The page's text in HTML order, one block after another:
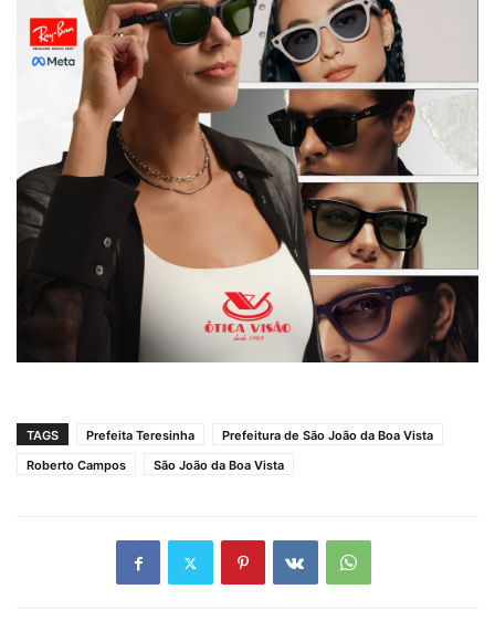
TAGS Prefeita Teresinha
Prefeitura de São João da Boa Vista
Roberto Campos
São João da Boa Vista